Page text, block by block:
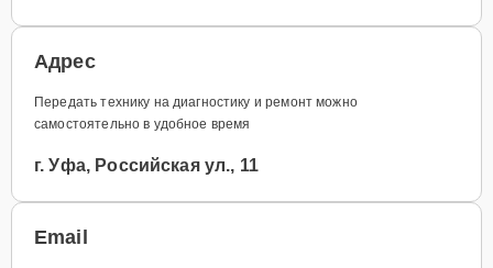
Адрес
Передать технику на диагностику и ремонт можно
самостоятельно в удобное время
г. Уфа, Российская ул., 11
Email